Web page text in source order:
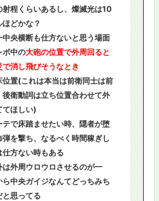
射程くらいあるし、燦滅光は10
ほどかな？
中央横断も仕方ないと思う場面
ボ中の大砲の位置で外周回ると
で消し飛びそうなとき
位置(これは本当は前衛同士は前
後衛動詞は立ち位置合わせて外
てほしい)
テで床踏ませたい時、隠者が堕
弾を撃ち、なるべく時間稼ぎし
仕方ない時もある
は外周ウロウロさせるのが一
ら中央ガイジなんてどっちみち
と思ってる